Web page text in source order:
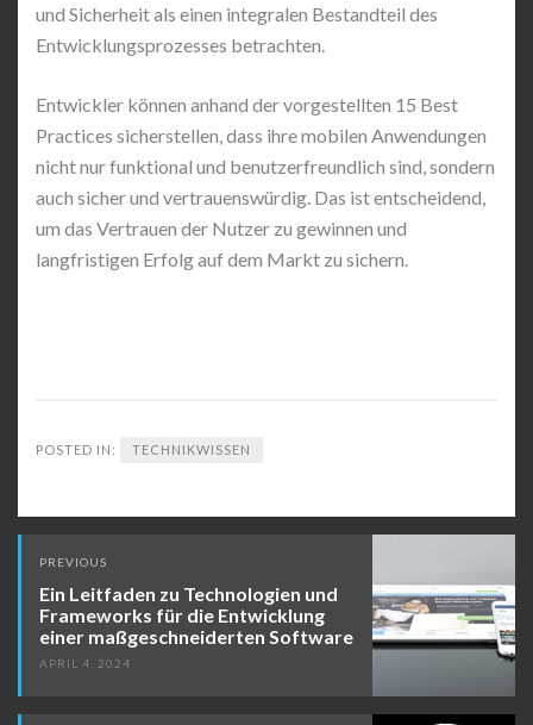
und Sicherheit als einen integralen Bestandteil des
Entwicklungsprozesses betrachten.
Entwickler können anhand der vorgestellten 15 Best
Practices sicherstellen, dass ihre mobilen Anwendungen
nicht nur funktional und benutzerfreundlich sind, sondern
auch sicher und vertrauenswürdig. Das ist entscheidend,
um das Vertrauen der Nutzer zu gewinnen und
langfristigen Erfolg auf dem Markt zu sichern.
POSTED IN: TECHNIKWISSEN
Post
navigation
PREVIOUS
Ein Leitfaden zu Technologien und
Frameworks für die Entwicklung
einer maßgeschneiderten Software
APRIL 4, 2024